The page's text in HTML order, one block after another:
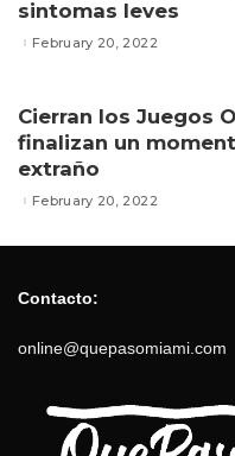
sintomas leves
February 20, 2022
Cierran los Juegos
finalizan un
extraño
February 20, 2022
Contacto:
online@quepasomiami.com